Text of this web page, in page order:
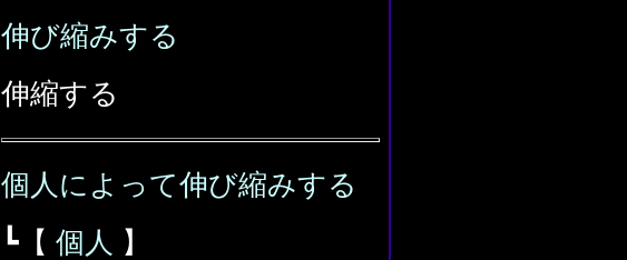
伸び縮みする
伸縮する
個人によって伸び縮みする
┗【 個人 】